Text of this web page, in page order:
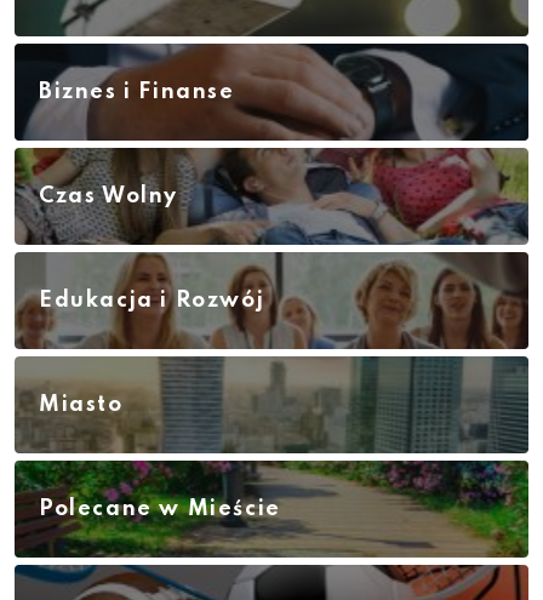
Biznes i Finanse
Czas Wolny
Edukacja i Rozwój
Miasto
Polecane w Mieście